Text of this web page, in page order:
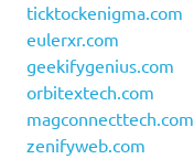
ticktockenigma.com
eulerxr.com
geekifygenius.com
orbitextech.com
magconnecttech.com
zenifyweb.com